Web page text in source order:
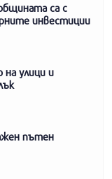
са с
инвестиции
улици и
пътен